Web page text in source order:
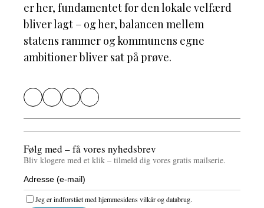
er her, fundamentet for den lokale velfærd
bliver lagt – og her, balancen mellem
statens rammer og kommunens egne
ambitioner bliver sat på prøve.
Følg med – få vores nyhedsbrev
Bliv klogere med et klik – tilmeld dig vores gratis mailserie.
Jeg er indforstået med hjemmesidens vilkår og databrug.